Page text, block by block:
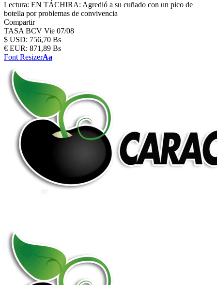
Lectura: EN TÁCHIRA: Agredió a su cuñado con un pico de
botella por problemas de convivencia
Compartir
TASA BCV Vie 07/08
$ USD: 756,70 Bs
€ EUR: 871,89 Bs
Font ResizerAa